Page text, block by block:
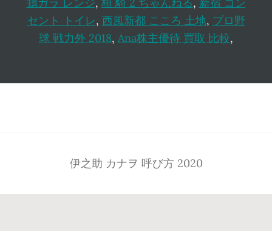
セント トイレ, 西風新都 こころ 土地, プロ野
球 戦力外 2018, Ana株主優待 買取 比較,
伊之助 カナヲ 呼び方 2020